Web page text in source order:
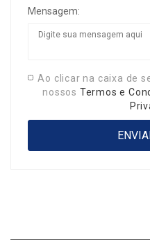
Mensagem:
Ao clicar na caixa de
nossos Termos e